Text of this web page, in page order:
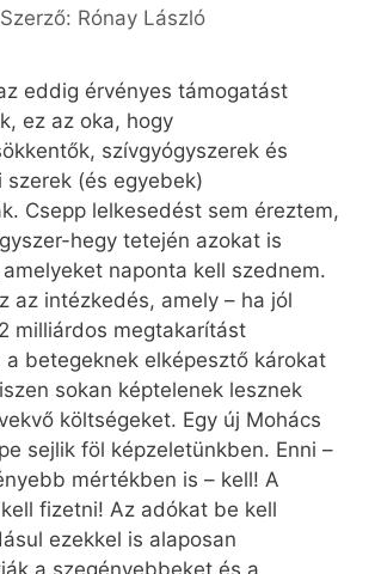
Szerző: Rónay László
eddig érvényes támogatást
ez az oka, hogy
szívgyógyszerek és
szerek (és egyebek)
Csepp lelkesedést sem éreztem,
hegy tetején azokat is
naponta kell szednem.
az intézkedés, amely – ha jól
milliárdos megtakarítást
a betegeknek elképesztő károkat
sokan képtelenek lesznek
költségeket. Egy új Mohács
sejlik föl képzeletünkben. Enni –
mértékben is – kell! A
fizetni! Az adókat be kell
ezekkel is alaposan